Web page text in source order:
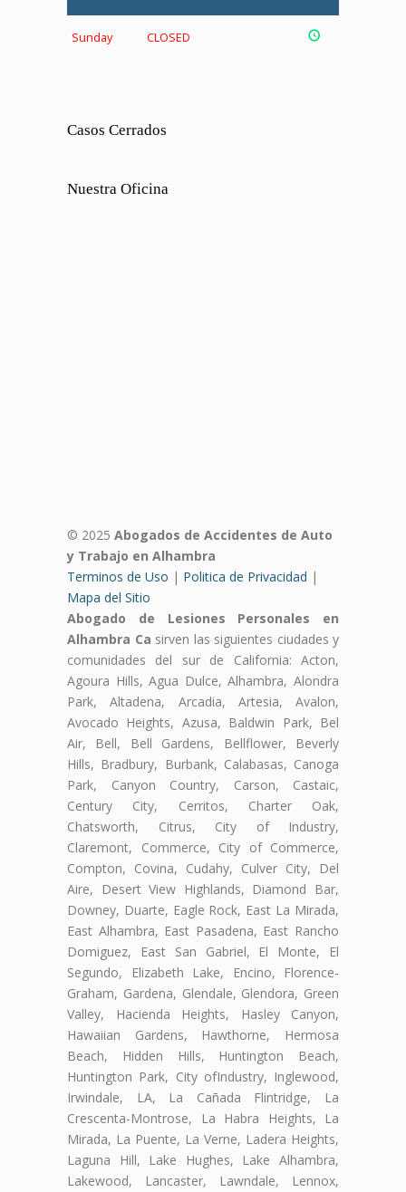
Sunday CLOSED
Casos Cerrados
Nuestra Oficina
© 2025 Abogados de Accidentes de Auto
y Trabajo en Alhambra
Terminos de Uso | Politica de Privacidad |
Mapa del Sitio
Abogado de Lesiones Personales en
Alhambra Ca sirven las siguientes ciudades y
comunidades del sur de California: Acton,
Agoura Hills, Agua Dulce, Alhambra, Alondra
Park, Altadena, Arcadia, Artesia, Avalon,
Avocado Heights, Azusa, Baldwin Park, Bel
Air, Bell, Bell Gardens, Bellflower, Beverly
Hills, Bradbury, Burbank, Calabasas, Canoga
Park, Canyon Country, Carson, Castaic,
Century City, Cerritos, Charter Oak,
Chatsworth, Citrus, City of Industry,
Claremont, Commerce, City of Commerce,
Compton, Covina, Cudahy, Culver City, Del
Aire, Desert View Highlands, Diamond Bar,
Downey, Duarte, Eagle Rock, East La Mirada,
East Alhambra, East Pasadena, East Rancho
Domiguez, East San Gabriel, El Monte, El
Segundo, Elizabeth Lake, Encino, Florence-
Graham, Gardena, Glendale, Glendora, Green
Valley, Hacienda Heights, Hasley Canyon,
Hawaiian Gardens, Hawthorne, Hermosa
Beach, Hidden Hills, Huntington Beach,
Huntington Park, City ofIndustry, Inglewood,
Irwindale, LA, La Cañada Flintridge, La
Crescenta-Montrose, La Habra Heights, La
Mirada, La Puente, La Verne, Ladera Heights,
Laguna Hill, Lake Hughes, Lake Alhambra,
Lakewood, Lancaster, Lawndale, Lennox,